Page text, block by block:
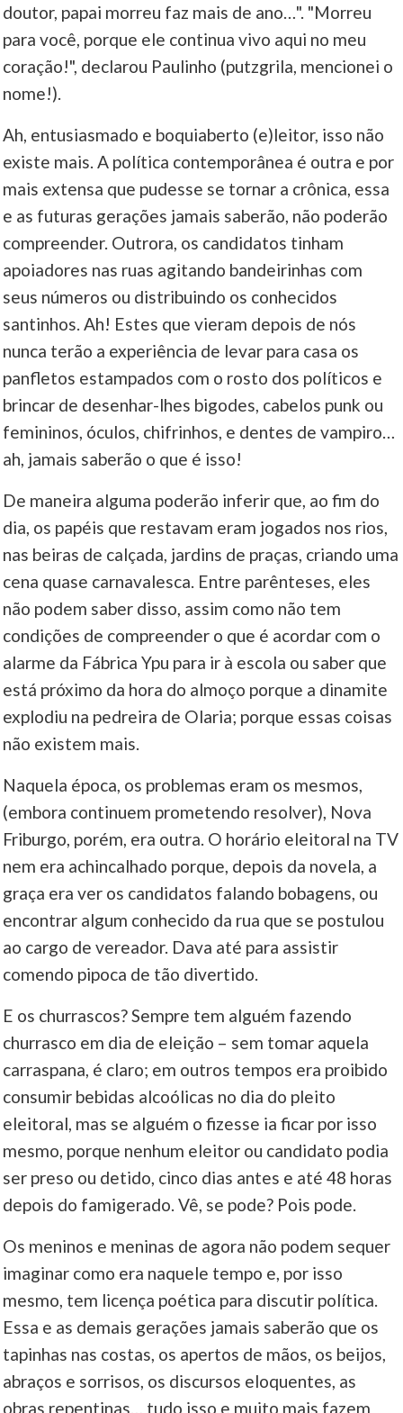
doutor, papai morreu faz mais de ano…". "Morreu
para você, porque ele continua vivo aqui no meu
coração!", declarou Paulinho (putzgrila, mencionei o
nome!).
Ah, entusiasmado e boquiaberto (e)leitor, isso não
existe mais. A política contemporânea é outra e por
mais extensa que pudesse se tornar a crônica, essa
e as futuras gerações jamais saberão, não poderão
compreender. Outrora, os candidatos tinham
apoiadores nas ruas agitando bandeirinhas com
seus números ou distribuindo os conhecidos
santinhos. Ah! Estes que vieram depois de nós
nunca terão a experiência de levar para casa os
panfletos estampados com o rosto dos políticos e
brincar de desenhar-lhes bigodes, cabelos punk ou
femininos, óculos, chifrinhos, e dentes de vampiro…
ah, jamais saberão o que é isso!
De maneira alguma poderão inferir que, ao fim do
dia, os papéis que restavam eram jogados nos rios,
nas beiras de calçada, jardins de praças, criando uma
cena quase carnavalesca. Entre parênteses, eles
não podem saber disso, assim como não tem
condições de compreender o que é acordar com o
alarme da Fábrica Ypu para ir à escola ou saber que
está próximo da hora do almoço porque a dinamite
explodiu na pedreira de Olaria; porque essas coisas
não existem mais.
Naquela época, os problemas eram os mesmos,
(embora continuem prometendo resolver), Nova
Friburgo, porém, era outra. O horário eleitoral na TV
nem era achincalhado porque, depois da novela, a
graça era ver os candidatos falando bobagens, ou
encontrar algum conhecido da rua que se postulou
ao cargo de vereador. Dava até para assistir
comendo pipoca de tão divertido.
E os churrascos? Sempre tem alguém fazendo
churrasco em dia de eleição – sem tomar aquela
carraspana, é claro; em outros tempos era proibido
consumir bebidas alcoólicas no dia do pleito
eleitoral, mas se alguém o fizesse ia ficar por isso
mesmo, porque nenhum eleitor ou candidato podia
ser preso ou detido, cinco dias antes e até 48 horas
depois do famigerado. Vê, se pode? Pois pode.
Os meninos e meninas de agora não podem sequer
imaginar como era naquele tempo e, por isso
mesmo, tem licença poética para discutir política.
Essa e as demais gerações jamais saberão que os
tapinhas nas costas, os apertos de mãos, os beijos,
abraços e sorrisos, os discursos eloquentes, as
obras repentinas… tudo isso e muito mais fazem